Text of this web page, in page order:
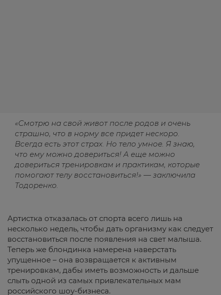
«Смотрю на свой живот после родов и очень
страшно, что в норму все придет нескоро.
Всегда есть этот страх. Но тело умное. Я знаю,
что ему можно довериться! А еще можно
довериться тренировкам и практикам, которые
помогают телу восстановиться!» — заключила
Тодоренко.
Артистка отказалась от спорта всего лишь на
несколько недель, чтобы дать организму как следует
восстановиться после появления на свет малыша.
Теперь же блондинка намерена наверстать
упущенное – она возвращается к активным
тренировкам, дабы иметь возможность и дальше
слыть одной из самых привлекательных мам
российского шоу-бизнеса.